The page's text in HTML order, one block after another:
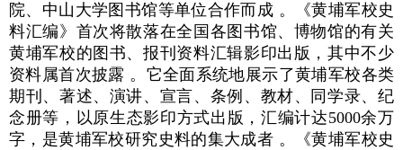
院、中山大学图书馆等单位合作而成 。《黄埔军校史
料汇编》首次将散落在全国各图书馆、博物馆的有关
黄埔军校的图书、报刊资料汇辑影印出版，其中不少
资料属首次披露 。它全面系统地展示了黄埔军校各类
期刊、著述、演讲、宣言、条例、教材、同学录、纪
念册等，以原生态影印方式出版，汇编计达5000余万
字，是黄埔军校研究史料的集大成者 。《黄埔军校史